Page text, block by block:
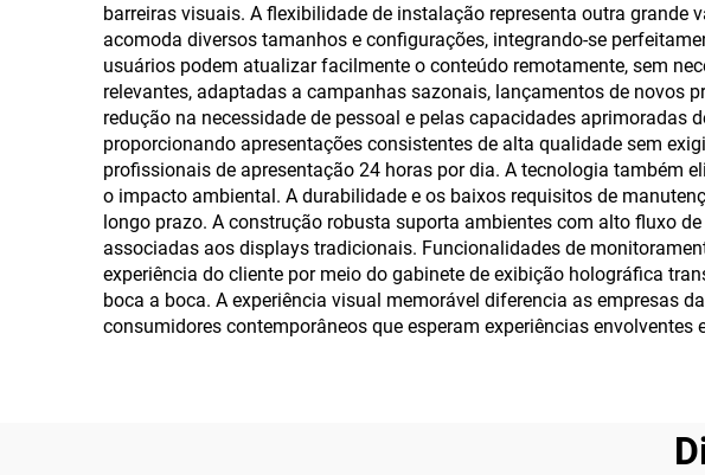
barreiras visuais. A flexibilidade de instalação representa outra
acomoda diversos tamanhos e configurações, integrando-se
usuários podem atualizar facilmente o conteúdo remotamente, sem
relevantes, adaptadas a campanhas sazonais, lançamentos de novos
redução na necessidade de pessoal e pelas capacidades
proporcionando apresentações consistentes de alta qualidade sem
profissionais de apresentação 24 horas por dia. A tecnologia também
o impacto ambiental. A durabilidade e os baixos requisitos de
longo prazo. A construção robusta suporta ambientes com alto fluxo
associadas aos displays tradicionais. Funcionalidades de
experiência do cliente por meio do gabinete de exibição holográfica
boca a boca. A experiência visual memorável diferencia as empresas
consumidores contemporâneos que esperam experiências